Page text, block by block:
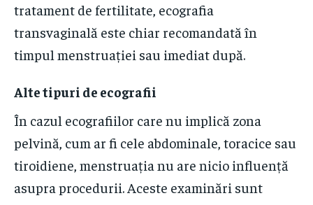
tratament de fertilitate, ecografia
transvaginală este chiar recomandată în
timpul menstruației sau imediat după.
Alte tipuri de ecografii
În cazul ecografiilor care nu implică zona
pelvină, cum ar fi cele abdominale, toracice sau
tiroidiene, menstruația nu are nicio influență
asupra procedurii. Aceste examinări sunt